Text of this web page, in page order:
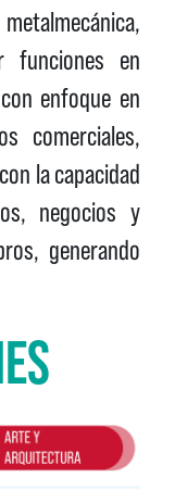
funciones en
enfoque en
comerciales,
la capacidad
negocios y
generando